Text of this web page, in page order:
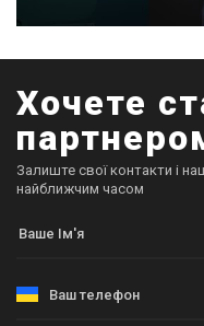
Хочете
Залиште свої контакти і
найближчим часом